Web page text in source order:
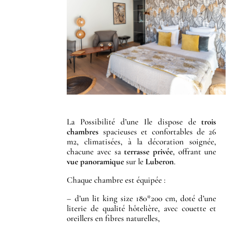
La Possibilité d’une Ile dispose detrois
chambres spacieuses et confortables de 26
m2, climatisées, à la décoration soignée,
chacune avec saterrasse privée, offrant une
vue panoramiquesur leLuberon.
Chaque chambre est équipée :
– d’un lit king size 180*200 cm, doté d’une
literie de qualité hôtelière, avec couette et
oreillers en fibres naturelles,